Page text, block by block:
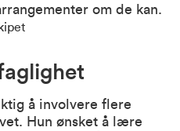
om de kan.
å involvere flere
Hun ønsket å lære